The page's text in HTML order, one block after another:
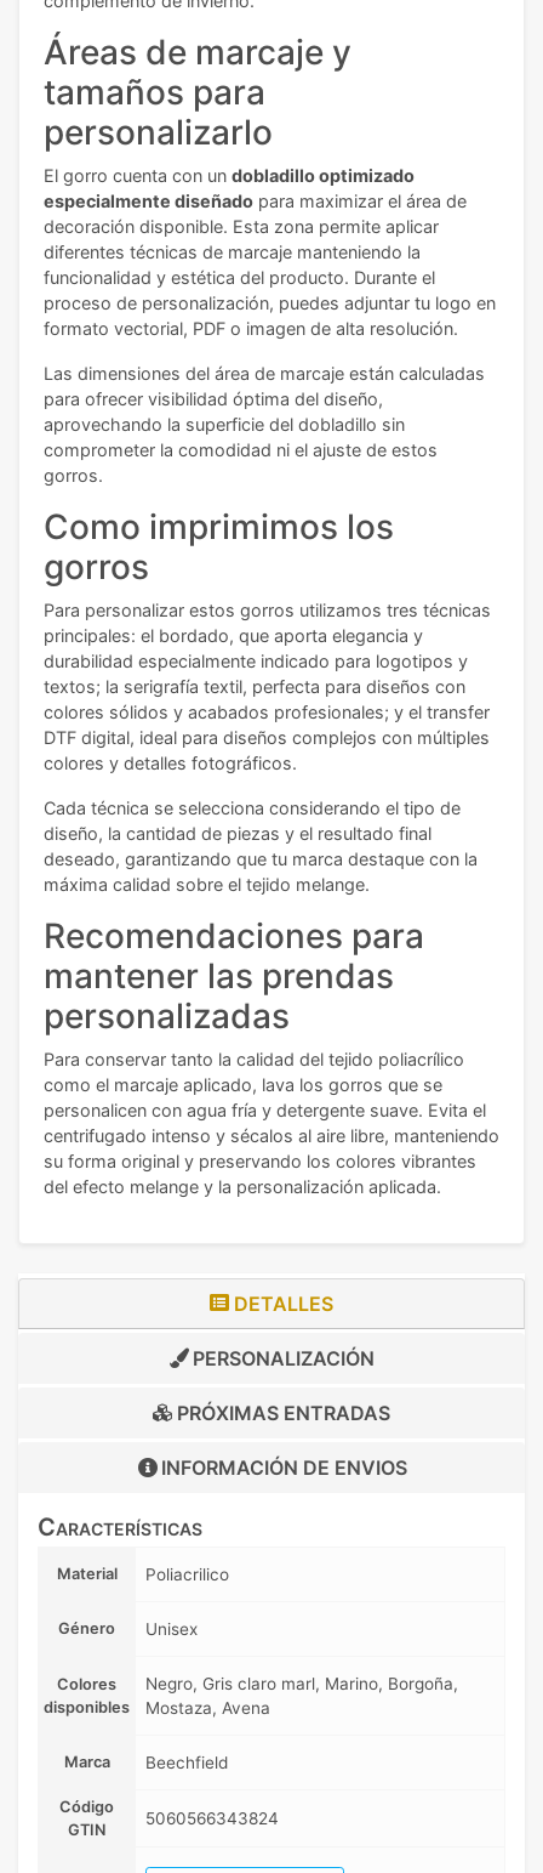
Áreas de marcaje y
tamaños para
personalizarlo
El gorro cuenta con un dobladillo optimizado
especialmente diseñado para maximizar el área de
decoración disponible. Esta zona permite aplicar
diferentes técnicas de marcaje manteniendo la
funcionalidad y estética del producto. Durante el
proceso de personalización, puedes adjuntar tu logo en
formato vectorial, PDF o imagen de alta resolución.
Las dimensiones del área de marcaje están calculadas
para ofrecer visibilidad óptima del diseño,
aprovechando la superficie del dobladillo sin
comprometer la comodidad ni el ajuste de estos
gorros.
Como imprimimos los
gorros
Para personalizar estos gorros utilizamos tres técnicas
principales: el bordado, que aporta elegancia y
durabilidad especialmente indicado para logotipos y
textos; la serigrafía textil, perfecta para diseños con
colores sólidos y acabados profesionales; y el transfer
DTF digital, ideal para diseños complejos con múltiples
colores y detalles fotográficos.
Cada técnica se selecciona considerando el tipo de
diseño, la cantidad de piezas y el resultado final
deseado, garantizando que tu marca destaque con la
máxima calidad sobre el tejido melange.
Recomendaciones para
mantener las prendas
personalizadas
Para conservar tanto la calidad del tejido poliacrílico
como el marcaje aplicado, lava los gorros que se
personalicen con agua fría y detergente suave. Evita el
centrifugado intenso y sécalos al aire libre, manteniendo
su forma original y preservando los colores vibrantes
del efecto melange y la personalización aplicada.
DETALLES
PERSONALIZACIÓN
PRÓXIMAS ENTRADAS
INFORMACIÓN DE ENVIOS
Características
Material Poliacrilico
Género Unisex
Colores
disponibles
Negro, Gris claro marl, Marino, Borgoña,
Mostaza, Avena
Marca Beechfield
Código
GTIN
5060566343824